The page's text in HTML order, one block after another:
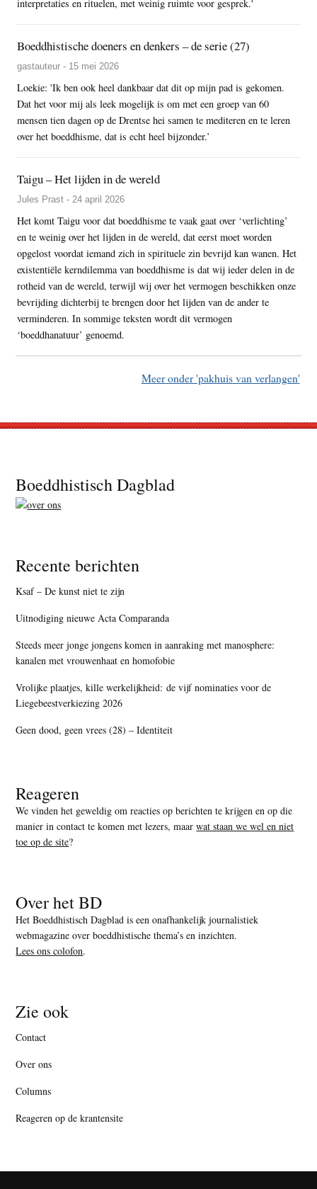
interpretaties en rituelen, met weinig ruimte voor gesprek.'
Boeddhistische doeners en denkers – de serie (27)
gastauteur - 15 mei 2026
Loekie: 'Ik ben ook heel dankbaar dat dit op mijn pad is gekomen.
Dat het voor mij als leek mogelijk is om met een groep van 60
mensen tien dagen op de Drentse hei samen te mediteren en te leren
over het boeddhisme, dat is echt heel bijzonder.’
Taigu – Het lijden in de wereld
Jules Prast - 24 april 2026
Het komt Taigu voor dat boeddhisme te vaak gaat over ‘verlichting’
en te weinig over het lijden in de wereld, dat eerst moet worden
opgelost voordat iemand zich in spirituele zin bevrijd kan wanen. Het
existentiële kerndilemma van boeddhisme is dat wij ieder delen in de
rotheid van de wereld, terwijl wij over het vermogen beschikken onze
bevrijding dichterbij te brengen door het lijden van de ander te
verminderen. In sommige teksten wordt dit vermogen
‘boeddhanatuur’ genoemd.
Meer onder 'pakhuis van verlangen'
Footer
Boeddhistisch Dagblad
Recente berichten
Ksaf – De kunst niet te zijn
Uitnodiging nieuwe Acta Comparanda
Steeds meer jonge jongens komen in aanraking met manosphere:
kanalen met vrouwenhaat en homofobie
Vrolijke plaatjes, kille werkelijkheid: de vijf nominaties voor de
Liegebeestverkiezing 2026
Geen dood, geen vrees (28) – Identiteit
Reageren
We vinden het geweldig om reacties op berichten te krijgen en op die
manier in contact te komen met lezers, maarwat staan we wel en niet
toe op de site?
Over het BD
Het Boeddhistisch Dagblad is een onafhankelijk journalistiek
webmagazine over boeddhistische thema’s en inzichten.
Lees ons colofon.
Zie ook
Contact
Over ons
Columns
Reageren op de krantensite